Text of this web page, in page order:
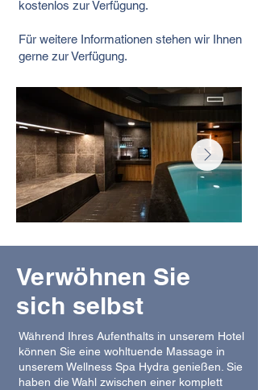
kostenlos zur Verfügung.
Für weitere Informationen stehen wir Ihnen
gerne zur Verfügung.
Verwöhnen Sie
sich selbst
Während Ihres Aufenthalts in unserem Hotel
können Sie eine wohltuende Massage in
unserem Wellness Spa Hydra genießen. Sie
haben die Wahl zwischen einer komplett